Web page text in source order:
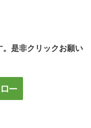
是非クリックお願い